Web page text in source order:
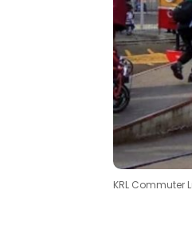
KRL Commuter